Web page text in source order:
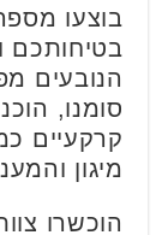
בוצעו
בטיחותכם
הנובעים
סומנו,
קרקעיים
מיגון
הוכשרו